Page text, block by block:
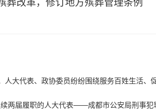
大代表、政协委员纷纷围绕服务百姓生活、
两届履职的人大代表——成都市公安局刑事犯